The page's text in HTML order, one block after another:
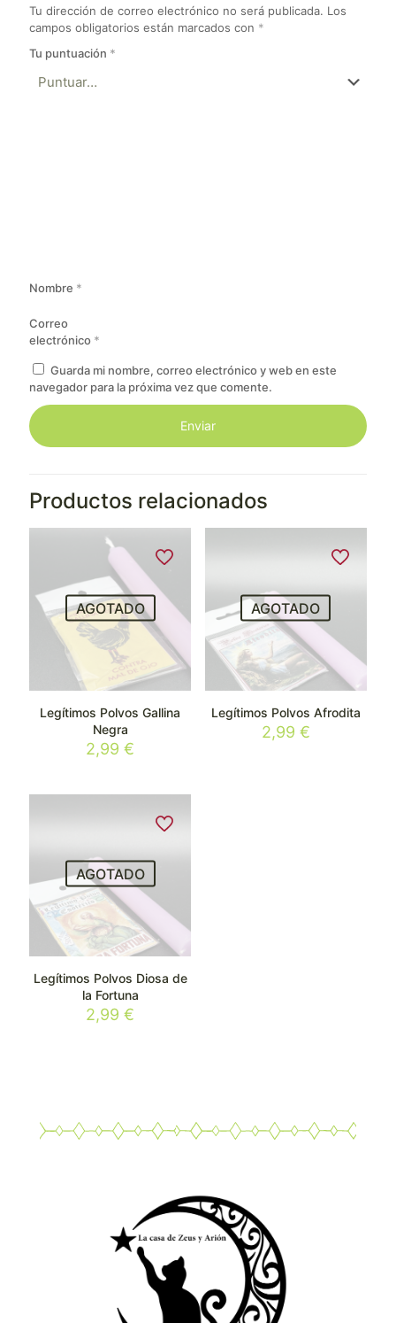
Tu dirección de correo electrónico no será publicada. Los
campos obligatorios están marcados con *
Tu puntuación *
Nombre *
Correo
electrónico *
Guarda mi nombre, correo electrónico y web en este
navegador para la próxima vez que comente.
Productos relacionados
AGOTADO
Legítimos Polvos Gallina
Negra
2,99€
AGOTADO
Legítimos Polvos Afrodita
2,99 €
AGOTADO
Legítimos Polvos Diosa de
la Fortuna
2,99€